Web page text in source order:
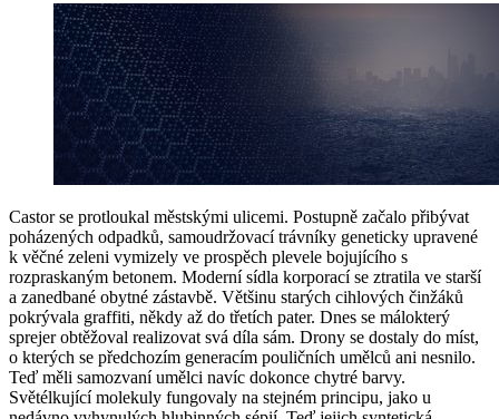
Castor se protloukal městskými ulicemi. Postupně začalo přibývat
poházených odpadků, samoudržovací trávníky geneticky upravené
k věčné zeleni vymizely ve prospěch plevele bojujícího s
rozpraskaným betonem. Moderní sídla korporací se ztratila ve starší
a zanedbané obytné zástavbě. Většinu starých cihlových činžáků
pokrývala graffiti, někdy až do třetích pater. Dnes se málokterý
sprejer obtěžoval realizovat svá díla sám. Drony se dostaly do míst,
o kterých se předchozím generacím pouličních umělců ani nesnilo.
Teď měli samozvaní umělci navíc dokonce chytré barvy.
Světélkující molekuly fungovaly na stejném principu, jako u